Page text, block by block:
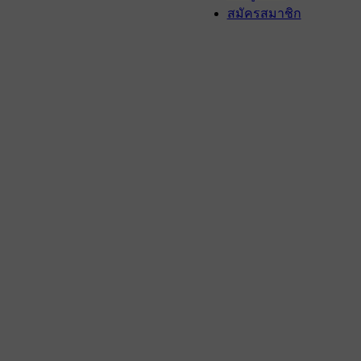
สมัครสมาชิก